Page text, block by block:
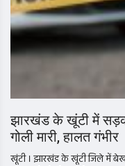
झारखंड के खूंटी में
गोली मारी, हालत गंभीर
खूंटी । झारखंड के खूंटी जिले में